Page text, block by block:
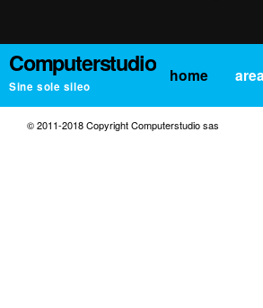
Computerstudio
Sine sole sileo
home
© 2011-2018 Copyright Computerstudio sas